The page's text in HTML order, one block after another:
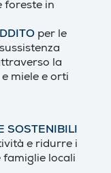
foreste in
per le
la
miele e orti
SOSTENIBILI
e ridurre i
famiglie locali